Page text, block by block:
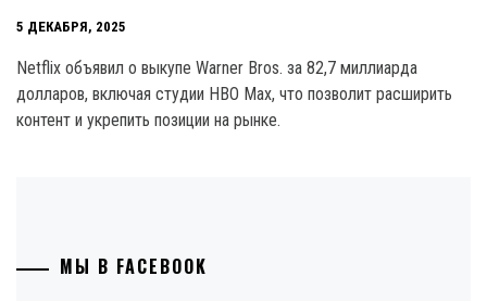
5 ДЕКАБРЯ, 2025
Netflix объявил о выкупе Warner Bros. за 82,7 миллиарда
долларов, включая студии HBO Max, что позволит расширить
контент и укрепить позиции на рынке.
МЫ В FACEBOOK